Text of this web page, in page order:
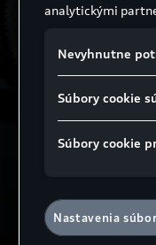
analytickými
Nevyhnutne
Súbory cookie
Súbory cookie
Nastavenia